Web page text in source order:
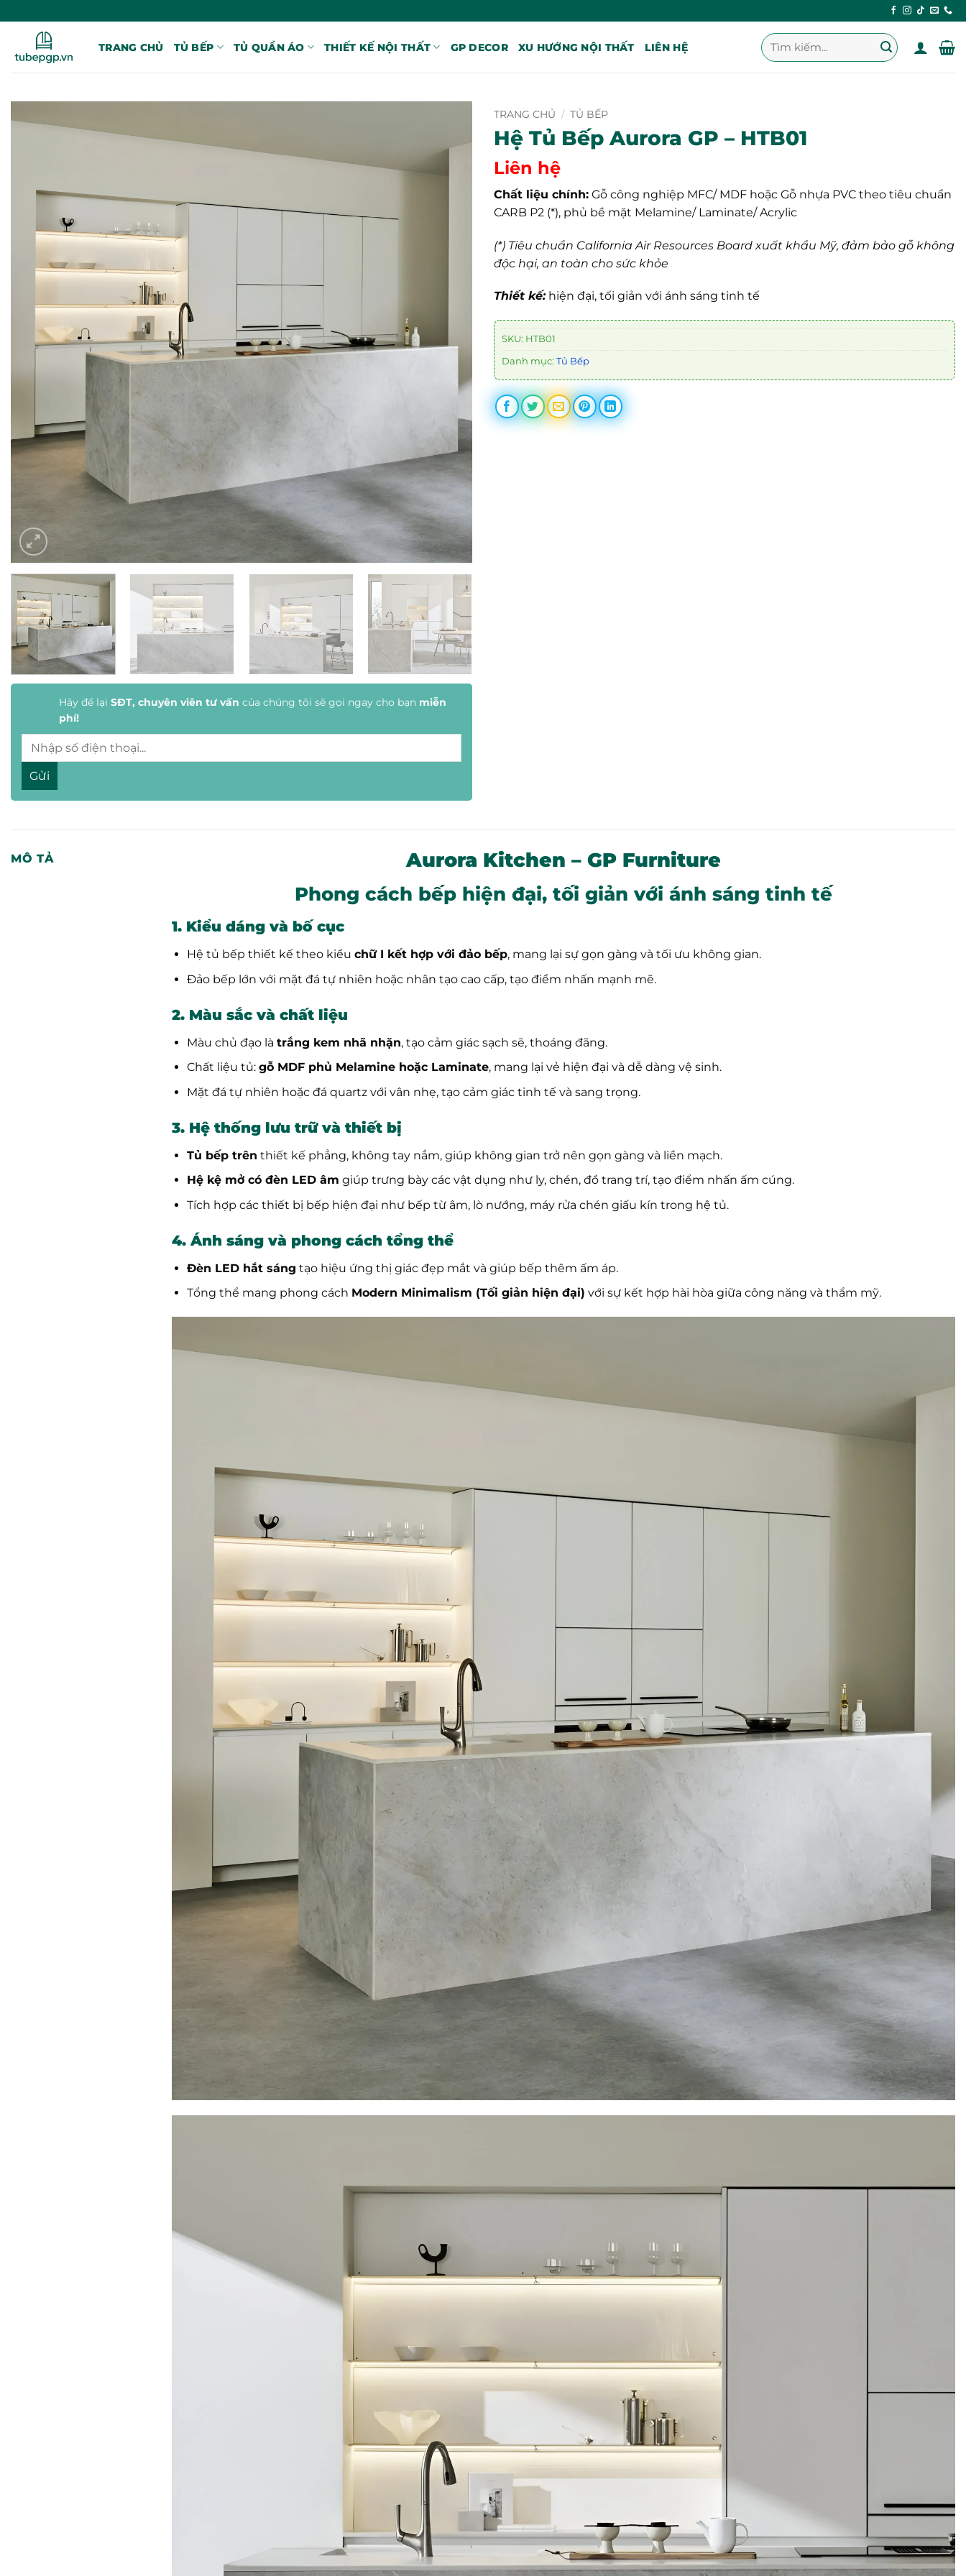
qua
dung
TRANG CHỦ TỦ BẾP TỦ QUẦN ÁO THIẾT KẾ NỘI THẤT GP DECOR XU HƯỚNG NỘI THẤT LIÊN HỆ
Tìm
kiếm:
Hãy để lại SĐT, chuyên viên tư vấn của chúng tôi sẽ gọi ngay cho bạn miễn
phí!
TRANG CHỦ / TỦ BẾP
Hệ Tủ Bếp Aurora GP – HTB01
Liên hệ
Chất liệu chính: Gỗ công nghiệp MFC/ MDF hoặc Gỗ nhựa PVC theo tiêu chuẩn
CARB P2 (*), phủ bề mặt Melamine/ Laminate/ Acrylic
(*) Tiêu chuẩn California Air Resources Board xuất khẩu Mỹ, đảm bảo gỗ không
độc hại, an toàn cho sức khỏe
Thiết kế:hiện đại, tối giản với ánh sáng tinh tế
SKU: HTB01
Danh mục: Tủ Bếp
MÔ TẢ Aurora Kitchen – GP Furniture
Phong cách bếp hiện đại, tối giản với ánh sáng tinh tế
1. Kiểu dáng và bố cục
Hệ tủ bếp thiết kế theo kiểu chữ I kết hợp với đảo bếp, mang lại sự gọn gàng và tối ưu không gian.
Đảo bếp lớn với mặt đá tự nhiên hoặc nhân tạo cao cấp, tạo điểm nhấn mạnh mẽ.
2. Màu sắc và chất liệu
Màu chủ đạo là trắng kem nhã nhặn, tạo cảm giác sạch sẽ, thoáng đãng.
Chất liệu tủ: gỗ MDF phủ Melamine hoặc Laminate, mang lại vẻ hiện đại và dễ dàng vệ sinh.
Mặt đá tự nhiên hoặc đá quartz với vân nhẹ, tạo cảm giác tinh tế và sang trọng.
3. Hệ thống lưu trữ và thiết bị
Tủ bếp trên thiết kế phẳng, không tay nắm, giúp không gian trở nên gọn gàng và liền mạch.
Hệ kệ mở có đèn LED âm giúp trưng bày các vật dụng như ly, chén, đồ trang trí, tạo điểm nhấn ấm cúng.
Tích hợp các thiết bị bếp hiện đại như bếp từ âm, lò nướng, máy rửa chén giấu kín trong hệ tủ.
4. Ánh sáng và phong cách tổng thể
Đèn LED hắt sáng tạo hiệu ứng thị giác đẹp mắt và giúp bếp thêm ấm áp.
Tổng thể mang phong cách Modern Minimalism (Tối giản hiện đại) với sự kết hợp hài hòa giữa công năng và thẩm mỹ.